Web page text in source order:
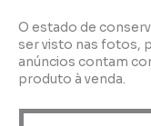
O estado de
ser visto nas fotos,
anúncios contam
produto à venda.